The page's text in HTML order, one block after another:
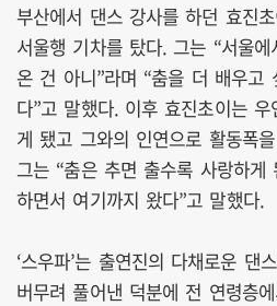
부산에서 댄스 강사를 하던 효진
서울행 기차를 탔다. 그는 “서울
온 건 아니”라며 “춤을 더 배우고
다”고 말했다. 이후 효진초이는
게 됐고 그와의 인연으로 활동폭
그는 “춤은 추면 출수록 사랑하게
하면서 여기까지 왔다”고 말했다.
‘스우파’는 출연진의 다채로운 댄
버무려 풀어낸 덕분에 전 연령층